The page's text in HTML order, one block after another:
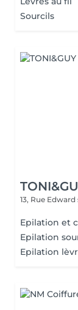
Sourcils
13, Rue
Epilation et
Epilation
Epilation